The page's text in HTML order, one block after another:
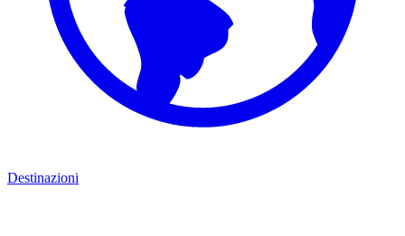
Destinazioni